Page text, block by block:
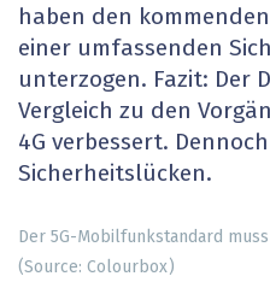
haben den
einer umfassenden
unterzogen. Fazit: Der
Vergleich zu den
4G verbessert.
Sicherheitslücken.
Der 5G-Mobilfunkstandard
(Source: Colourbox)